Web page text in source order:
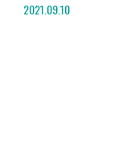
2021.09.10